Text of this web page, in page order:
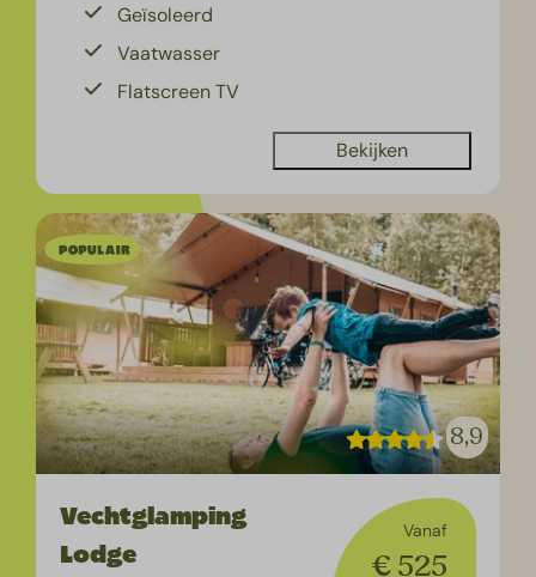
Geïsoleerd
Vaatwasser
Flatscreen TV
Bekijken
8,9
Vanaf
€ 525
Vechtglamping
Lodge